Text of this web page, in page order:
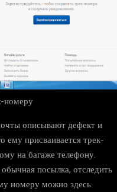
номеру
описывают дефект и
ему присваивается трек-
на багаже телефону.
посылка, отследить
номеру можно здесь